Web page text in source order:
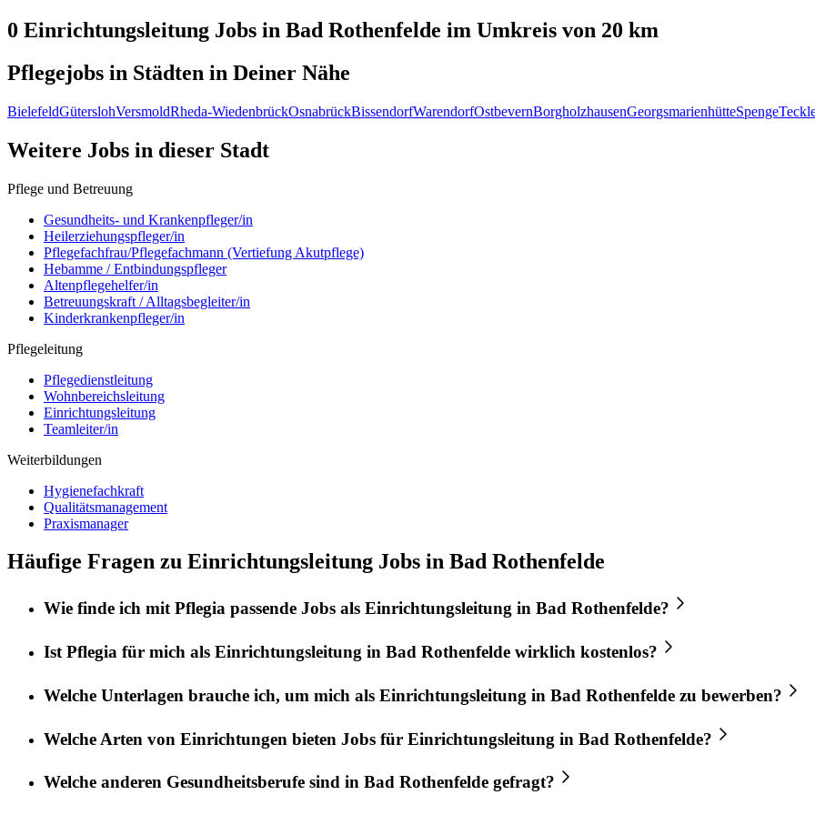
0 Einrichtungsleitung Jobs in Bad Rothenfelde im Umkreis von 20 km
Pflegejobs in Städten in Deiner Nähe
BielefeldGüterslohVersmoldRheda-WiedenbrückOsnabrückBissendorfWarendorfOstbevernBorgholzhausenGeorgsmarienhütteSpenge
Weitere Jobs in dieser Stadt
Pflege und Betreuung
Gesundheits- und Krankenpfleger/in
Heilerziehungspfleger/in
Pflegefachfrau/Pflegefachmann (Vertiefung Akutpflege)
Hebamme / Entbindungspfleger
Altenpflegehelfer/in
Betreuungskraft / Alltagsbegleiter/in
Kinderkrankenpfleger/in
Pflegeleitung
Pflegedienstleitung
Wohnbereichsleitung
Einrichtungsleitung
Teamleiter/in
Weiterbildungen
Hygienefachkraft
Qualitätsmanagement
Praxismanager
Häufige Fragen zu Einrichtungsleitung Jobs in Bad Rothenfelde
Wie finde ich mitPflegia passende Jobs als Einrichtungsleitung in Bad Rothenfelde?
Ist Pflegia für mich als Einrichtungsleitung in Bad Rothenfelde wirklich kostenlos?
Welche Unterlagen brauche ich, um mich als Einrichtungsleitung in Bad Rothenfelde zu bewerben?
Welche Arten von Einrichtungen bieten Jobs für Einrichtungsleitung in Bad Rothenfelde?
Welche anderen Gesundheitsberufe sind in Bad Rothenfelde gefragt?